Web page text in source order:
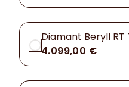
Diamant Beryll RT
4.099,00 €